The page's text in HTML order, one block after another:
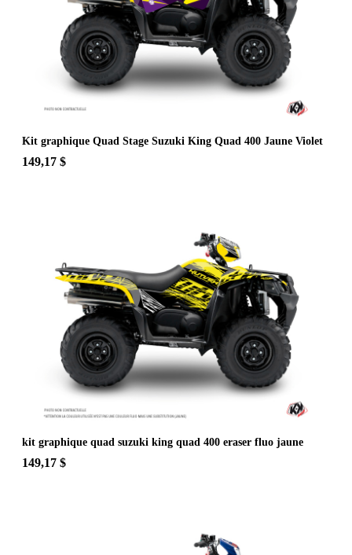
Kit graphique Quad Stage Suzuki King Quad 400 Jaune Violet
149,17 $
kit graphique quad suzuki king quad 400 eraser fluo jaune
149,17 $